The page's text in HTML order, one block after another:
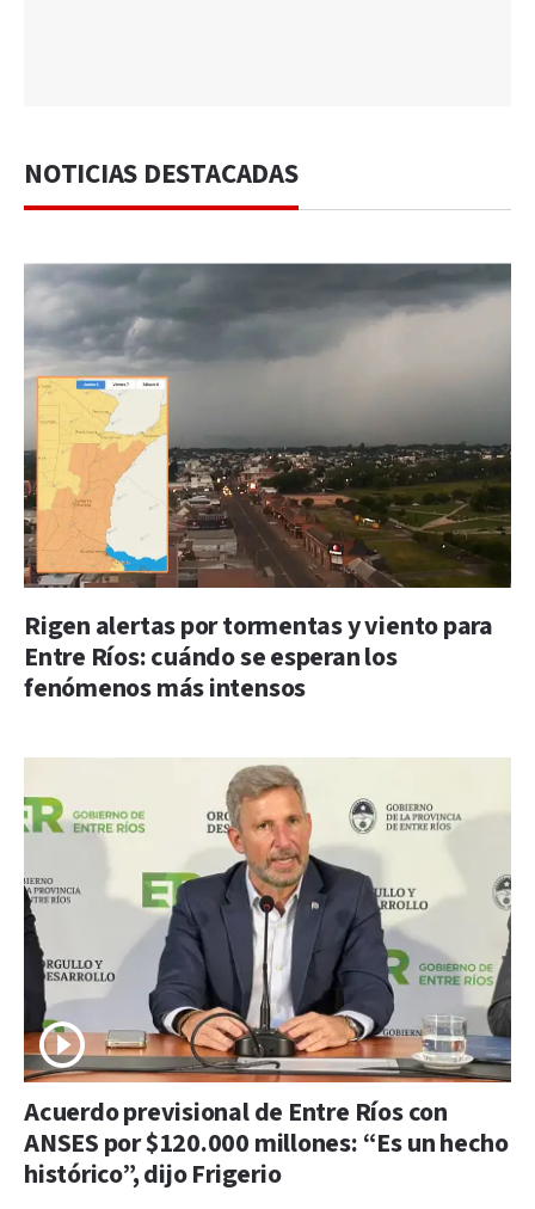
NOTICIAS DESTACADAS
Rigen alertas por tormentas y viento para
Entre Ríos: cuándo se esperan los
fenómenos más intensos
Acuerdo previsional de Entre Ríos con
ANSES por $120.000 millones: “Es un hecho
histórico”, dijo Frigerio